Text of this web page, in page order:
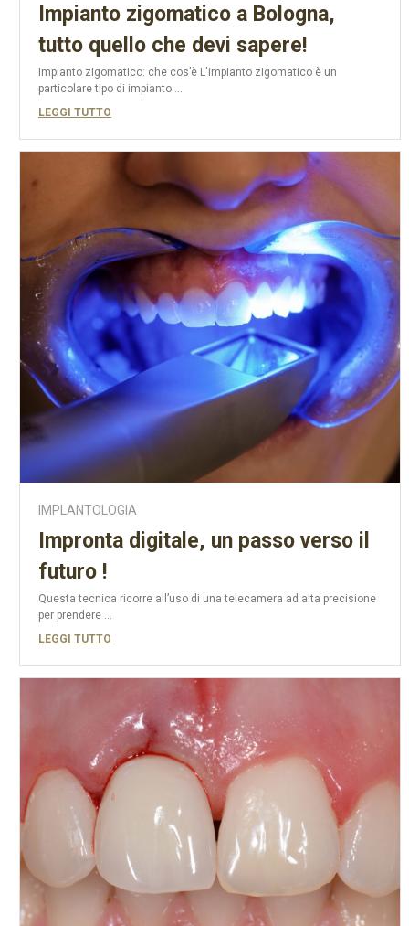
Impianto zigomatico a Bologna,
tutto quello che devi sapere!
Impianto zigomatico: che cos’è L'impianto zigomatico è un
particolare tipo di impianto ...
LEGGI TUTTO
IMPLANTOLOGIA
Impronta digitale, un passo verso il
futuro !
Questa tecnica ricorre all’uso di una telecamera ad alta precisione
per prendere ...
LEGGI TUTTO